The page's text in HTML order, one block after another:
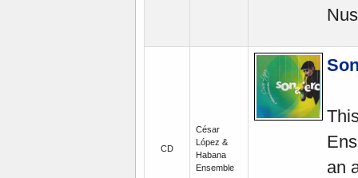
CD
César
López &
Habana
Ensemble
an